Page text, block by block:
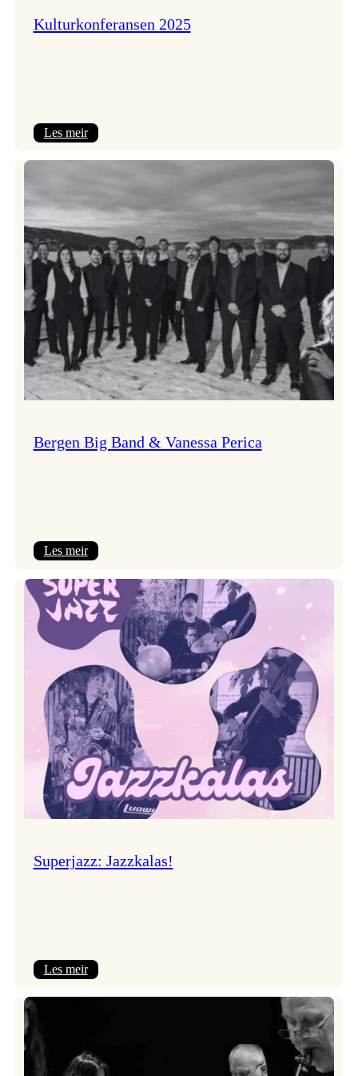
Kulturkonferansen 2025
Les meir:
Bergen Big Band & Vanessa Perica
Les meir:
Big
Band
&
Vanessa
Perica
Superjazz: Jazzkalas!
Les meir: